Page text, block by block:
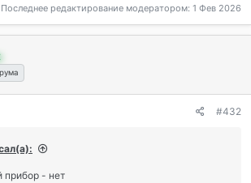
Последнее редактирование модератором: 1 Фев 2026
#432
прибор - нет